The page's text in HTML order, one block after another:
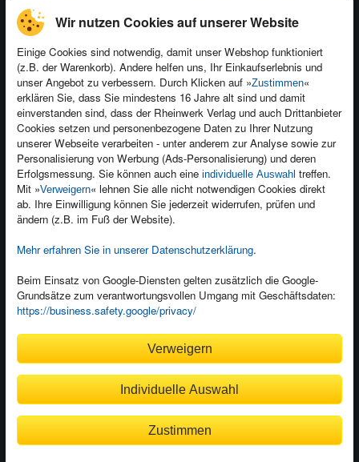
Wir nutzen Cookies auf unserer Website
Einige Cookies sind notwendig, damit unser Webshop funktioniert
(z.B. der Warenkorb). Andere helfen uns, Ihr Einkaufserlebnis und
unser Angebot zu verbessern. Durch Klicken auf »Zustimmen«
erklären Sie, dass Sie mindestens 16 Jahre alt sind und damit
einverstanden sind, dass der Rheinwerk Verlag und auch Drittanbieter
Cookies setzen und personenbezogene Daten zu Ihrer Nutzung
unserer Webseite verarbeiten - unter anderem zur Analyse sowie zur
Personalisierung von Werbung (Ads-Personalisierung) und deren
Erfolgsmessung. Sie können auch eine individuelle Auswahl treffen.
Mit »Verweigern« lehnen Sie alle nicht notwendigen Cookies direkt
ab. Ihre Einwilligung können Sie jederzeit widerrufen, prüfen und
ändern (z.B. im Fuß der Website).
Mehr erfahren Sie in unserer Datenschutzerklärung.
Beim Einsatz von Google-Diensten gelten zusätzlich die Google-
Grundsätze zum verantwortungsvollen Umgang mit Geschäftsdaten:
https://business.safety.google/privacy/
Zustimmen
Verweigern
Individuelle Auswahl
Kontakt
Newsletter
Für Unternehmen
Presseservice
Dozentenservice
Produktfeedback
Foreign Rights
Ein Buch schreiben
Kundenservice
Wir sind gerne für Sie da!
service@rheinwerk-verlag.de
Rechnung Bankeinzug